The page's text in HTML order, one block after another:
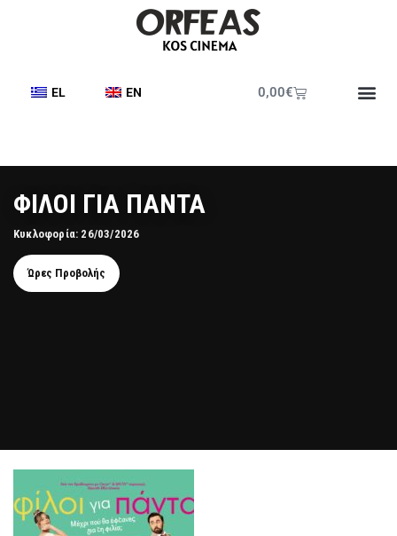
EL EN 0,00€
ΦΙΛΟΙ ΓΙΑ ΠΑΝΤΑ
Κυκλοφορία: 26/03/2026
Ώρες Προβολής